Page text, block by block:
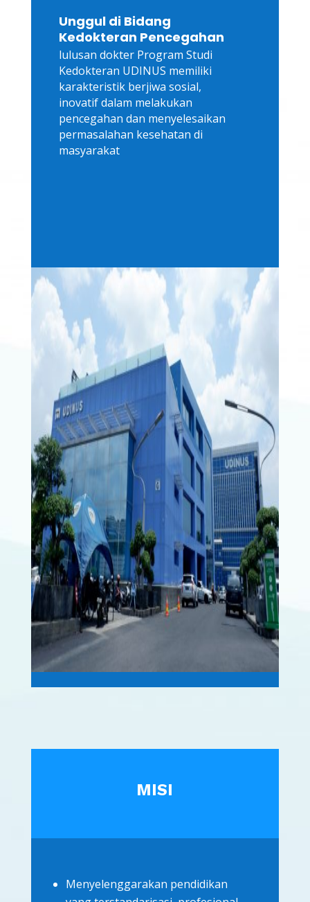
Unggul di Bidang
Kedokteran Pencegahan
lulusan dokter Program Studi
Kedokteran UDINUS memiliki
karakteristik berjiwa sosial,
inovatif dalam melakukan
pencegahan dan menyelesaikan
permasalahan kesehatan di
masyarakat
MISI
Menyelenggarakan pendidikan